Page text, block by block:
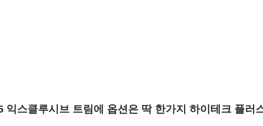
익스클루시브 트림에 옵션은 딱 한가지 하이테크 플러